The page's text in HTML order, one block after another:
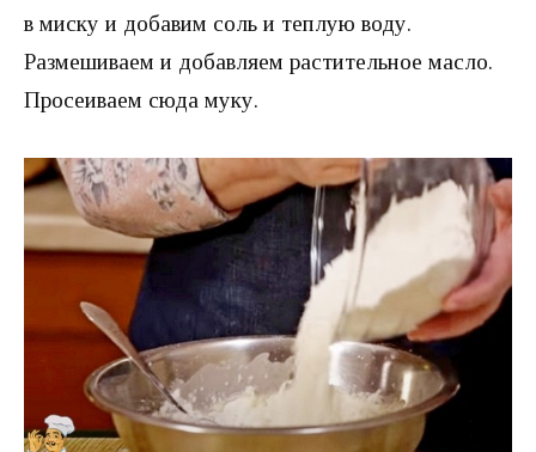
в миску и добавим соль и теплую воду.
Размешиваем и добавляем растительное масло.
Просеиваем сюда муку.